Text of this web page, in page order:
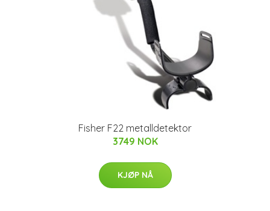
Fisher F22 metalldetektor
3749 NOK
KJØP NÅ